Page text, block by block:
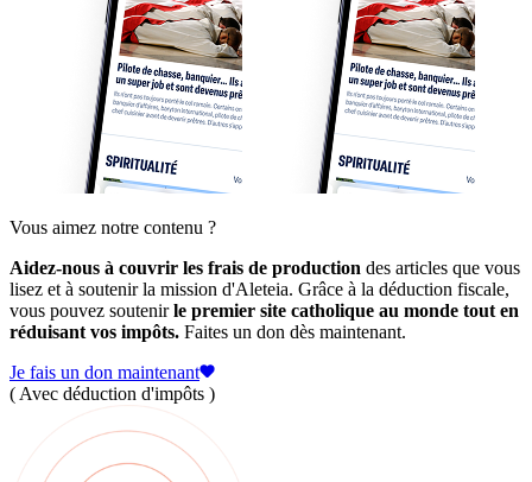
Vous aimez notre contenu ?
Aidez-nous à couvrir les frais de production des articles que vous
lisez et à soutenir la mission d'Aleteia. Grâce à la déduction fiscale,
vous pouvez soutenirle premier site catholique au monde tout en
réduisant vos impôts. Faites un don dès maintenant.
Je fais un don maintenant
( Avec déduction d'impôts )